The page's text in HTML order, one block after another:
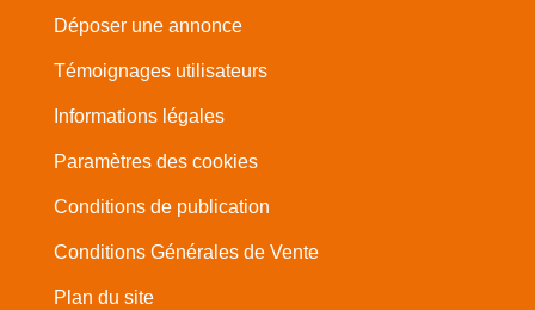
Déposer une annonce
Témoignages utilisateurs
Informations légales
Paramètres des cookies
Conditions de publication
Conditions Générales de Vente
Plan du site